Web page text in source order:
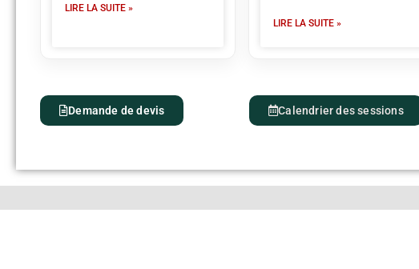
LIRE LA SUITE »
LIRE LA SUITE »
Demande de devis Calendrier des sessions